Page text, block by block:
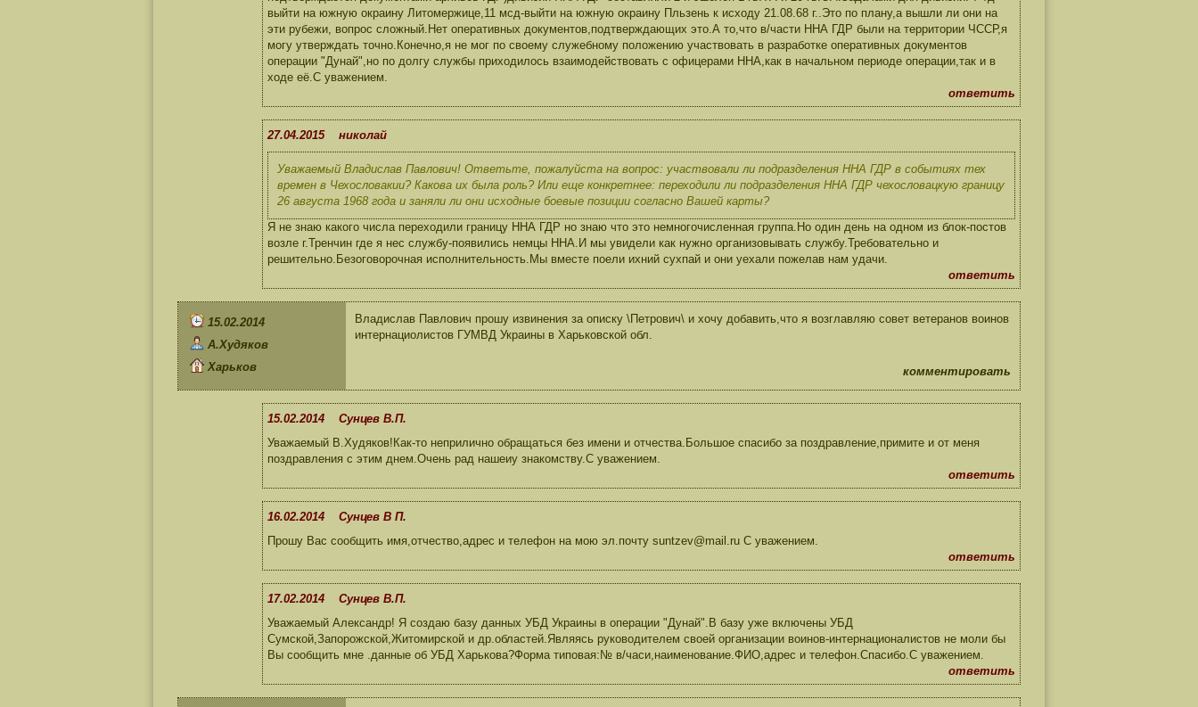
выйти на южную окраину Литомержице,11 мсд-выйти на южную окраину Пльзень к исходу 21.08.68 г..Это по плану,а вышли ли они на
эти рубежи, вопрос сложный.Нет оперативных документов,подтверждающих это.А то,что в/части ННА ГДР были на территории ЧССР,я
могу утверждать точно.Конечно,я не мог по своему служебному положению участвовать в разработке оперативных документов
операции "Дунай",но по долгу службы приходилось взаимодействовать с офицерами ННА,как в начальном периоде операции,так и в
ходе её.С уважением.
ответить
27.04.2015 николай
Уважаемый Владислав Павлович! Ответьте, пожалуйста на вопрос: участвовали ли подразделения ННА ГДР в событиях тех
времен в Чехословакии? Какова их была роль? Или еще конкретнее: переходили ли подразделения ННА ГДР чехословацкую границу
26 августа 1968 года и заняли ли они исходные боевые позиции согласно Вашей карты?
Я не знаю какого числа переходили границу ННА ГДР но знаю что это немногочисленная группа.Но один день на одном из блок-постов
возле г.Тренчин где я нес службу-появились немцы ННА.И мы увидели как нужно организовывать службу.Требовательно и
решительно.Безоговорочная исполнительность.Мы вместе поели ихний сухпай и они уехали пожелав нам удачи.
ответить
15.02.2014
А.Худяков
Харьков
Владислав Павлович прошу извинения за описку \Петрович\ и хочу добавить,что я возглавляю совет ветеранов воинов
интернациолистов ГУМВД Украины в Харьковской обл.
комментировать
15.02.2014 Сунцев В.П.
Уважаемый В.Худяков!Как-то неприлично обращаться без имени и отчества.Большое спасибо за поздравление,примите и от меня
поздравления с этим днем.Очень рад нашеиу знакомству.С уважением.
ответить
16.02.2014 Сунцев В П.
Прошу Вас сообщить имя,отчество,адрес и телефон на мою эл.почту suntzev@mail.ru С уважением.
ответить
17.02.2014 Сунцев В.П.
Уважаемый Александр! Я создаю базу данных УБД Украины в операции "Дунай".В базу уже включены УБД
Сумской,Запорожской,Житомирской и др.областей.Являясь руководителем своей организации воинов-интернационалистов не моли бы
Вы сообщить мне .данные об УБД Харькова?Форма типовая:№ в/часи,наименование.ФИО,адрес и телефон.Спасибо.С уважением.
ответить